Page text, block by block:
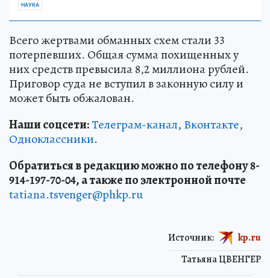
НАУКА
Всего жертвами обманных схем стали 33
потерпевших. Общая сумма похищенных у
них средств превысила 8,2 миллиона рублей.
Приговор суда не вступил в законную силу и
может быть обжалован.
Наши соцсети:Телеграм-канал, Вконтакте,
Одноклассники.
Обратиться в редакцию можно по телефону 8-
914-197-70-04, а также по электронной почте
tatiana.tsvenger@phkp.ru
Татьяна ЦВЕНГЕР
Источник: kp.ru